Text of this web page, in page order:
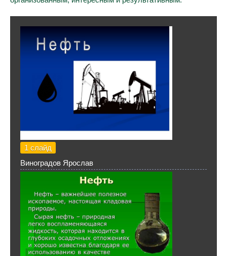
1 слайд
Виноградов Ярослав